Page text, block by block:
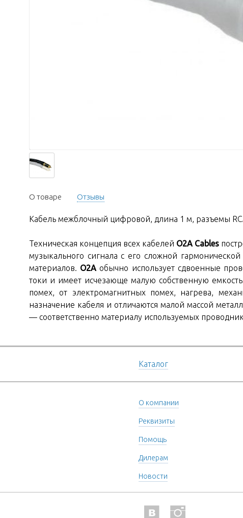
О товаре Отзывы
Кабель межблочный цифровой, длина 1 м, разъемы
Техническая концепция всех кабелей O2A Cables
музыкального сигнала с его сложной
материалов. O2A обычно использует сдвоенные
токи и имеет исчезающе малую собственную
помех, от электромагнитных помех, нагрева,
назначение кабеля и отличаются малой массой
— соответственно материалу используемых
Каталог
О компании
Реквизиты
Помощь
Дилерам
Новости